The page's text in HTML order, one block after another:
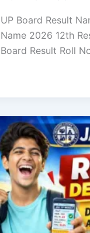
UP Board Result
Name 2026 12th
Board Result Roll